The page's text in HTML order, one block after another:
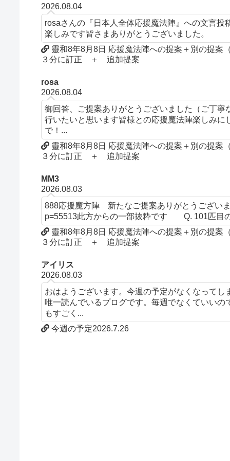
2026.08.04
rosaさんの『日本人全体応援魔法陣』への文言
楽しみです皆さまありがとうございました。
靈和8年8月8日 応援魔法陣への提案＋別の提
３分に訂正 ＋ 追加提案
rosa
2026.08.04
御回答、ご提案ありがとうございました（ご丁
行いたいと思います皆様との応援魔法陣楽しみ
で！...
靈和8年8月8日 応援魔法陣への提案＋別の提
３分に訂正 ＋ 追加提案
MM3
2026.08.03
888応援魔方陣 新たなご提案ありがとうござい
p=55513此方からの一部抜粋です Q. 101匹目
靈和8年8月8日 応援魔法陣への提案＋別の提
３分に訂正 ＋ 追加提案
アイリス
2026.08.03
おはようございます。今週の予定がなくなって
唯一読んでいるプログです。毎週でなくていい
もすごく...
今週の予定2026.7.26